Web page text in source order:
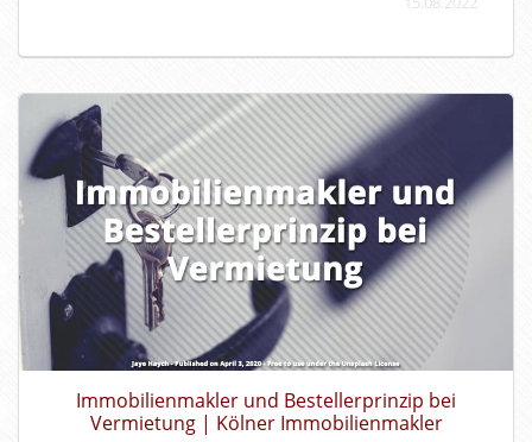
Immobilienmakler und Bestellerprinzip bei
Vermietung | Kölner Immobilienmakler